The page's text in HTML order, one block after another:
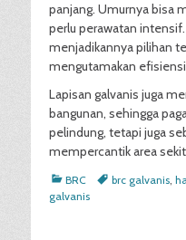
panjang. Umurnya bisa
perlu perawatan
menjadikannya pilihan
mengutamakan
Lapisan galvanis juga
bangunan, sehingga
pelindung, tetapi juga
mempercantik area
Categories
BRC Tagsbrc galvanis,
galvanis